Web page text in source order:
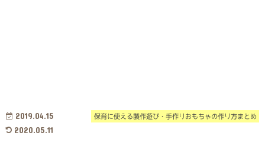
保育に使える製作遊び・手作りおもちゃの作り方まとめ
2019.04.15
2020.05.11